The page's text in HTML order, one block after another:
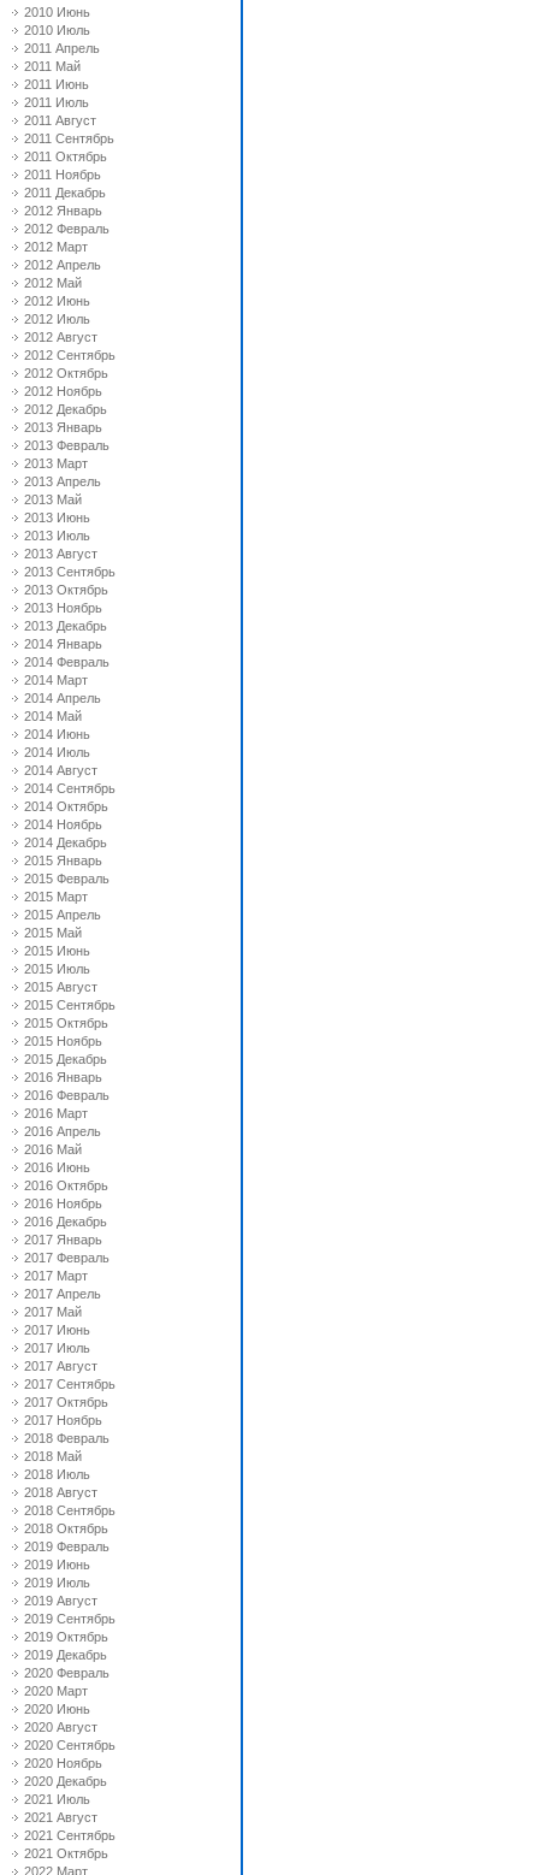
2010 Июнь
2010 Июль
2011 Апрель
2011 Май
2011 Июнь
2011 Июль
2011 Август
2011 Сентябрь
2011 Октябрь
2011 Ноябрь
2011 Декабрь
2012 Январь
2012 Февраль
2012 Март
2012 Апрель
2012 Май
2012 Июнь
2012 Июль
2012 Август
2012 Сентябрь
2012 Октябрь
2012 Ноябрь
2012 Декабрь
2013 Январь
2013 Февраль
2013 Март
2013 Апрель
2013 Май
2013 Июнь
2013 Июль
2013 Август
2013 Сентябрь
2013 Октябрь
2013 Ноябрь
2013 Декабрь
2014 Январь
2014 Февраль
2014 Март
2014 Апрель
2014 Май
2014 Июнь
2014 Июль
2014 Август
2014 Сентябрь
2014 Октябрь
2014 Ноябрь
2014 Декабрь
2015 Январь
2015 Февраль
2015 Март
2015 Апрель
2015 Май
2015 Июнь
2015 Июль
2015 Август
2015 Сентябрь
2015 Октябрь
2015 Ноябрь
2015 Декабрь
2016 Январь
2016 Февраль
2016 Март
2016 Апрель
2016 Май
2016 Июнь
2016 Октябрь
2016 Ноябрь
2016 Декабрь
2017 Январь
2017 Февраль
2017 Март
2017 Апрель
2017 Май
2017 Июнь
2017 Июль
2017 Август
2017 Сентябрь
2017 Октябрь
2017 Ноябрь
2018 Февраль
2018 Май
2018 Июль
2018 Август
2018 Сентябрь
2018 Октябрь
2019 Февраль
2019 Июнь
2019 Июль
2019 Август
2019 Сентябрь
2019 Октябрь
2019 Декабрь
2020 Февраль
2020 Март
2020 Июнь
2020 Август
2020 Сентябрь
2020 Ноябрь
2020 Декабрь
2021 Июль
2021 Август
2021 Сентябрь
2021 Октябрь
2022 Март